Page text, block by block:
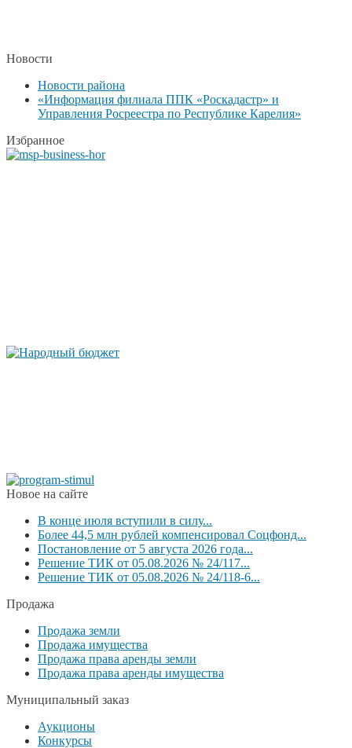
Новости
Новости района
«Информация филиала ППК «Роскадастр» и
Управления Росреестра по Республике Карелия»
Избранное
Новое на сайте
В конце июля вступили в силу...
Более 44,5 млн рублей компенсировал Соцфонд...
Постановление от 5 августа 2026 года...
Решение ТИК от 05.08.2026 № 24/117...
Решение ТИК от 05.08.2026 № 24/118-6...
Продажа
Продажа земли
Продажа имущества
Продажа права аренды земли
Продажа права аренды имущества
Муниципальный заказ
Аукционы
Конкурсы